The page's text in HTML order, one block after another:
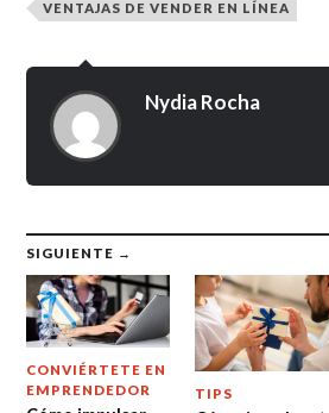
VENTAJAS DE VENDER EN LÍNEA
Nydia Rocha
SIGUIENTE →
CONVIÉRTETE EN
EMPRENDEDOR
TIPS